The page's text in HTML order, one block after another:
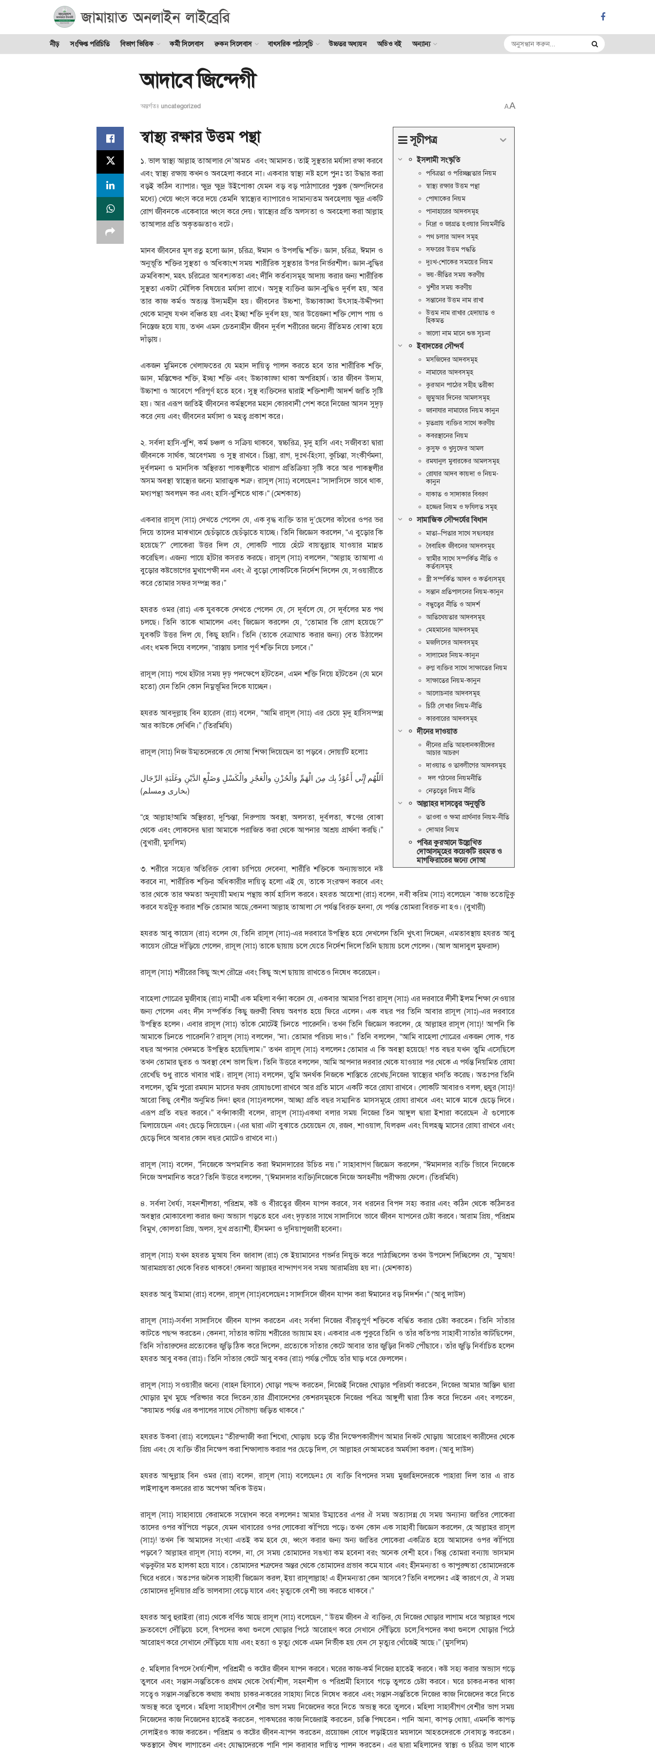
নীড় সংক্ষিপ্ত পরিচিতি বিভাগ ভিত্তিক কর্মী সিলেবাস রুকন সিলেবাস বাৎসরিক পাঠ্যসূচি উচ্চতর অধ্যয়ন অডিও বই অন্যান্য
আদাবে জিন্দেগী
অন্তর্গতঃ uncategorized AA
সূচীপত্র
ইসলামী সংস্কৃতি
পবিত্রতা ও পরিচ্ছন্নতার নিয়ম
স্বাস্থ্য রক্ষার উত্তম পন্থা
পোষাকের নিয়ম
পানাহারের আদবসমূহ
নিদ্রা ও জাগ্রত হওয়ার নিয়মনীতি
পথ চলার আদব সমূহ
সফরের উত্তম পদ্ধতি
দুঃখ-শোকের সময়ের নিয়ম
ভয়-ভীতির সময় করণীয়
খুশীর সময় করণীয়
সন্তানের উত্তম নাম রাখা
উত্তম নাম রাখার হেদায়াত ও
হিকমত
ভালো নাম মানে শুভ সূচনা
ইবাদতের সৌন্দর্য
মসজিদের আদবসমূহ
নামাযের আদবসমূহ
কুরআন পাঠের সহীহ তরীকা
জুমুআর দিনের আমলসমূহ
জানাযার নামাযের নিয়ম কানুন
মৃতপ্রায় ব্যক্তির সাথে করণীয়
কবরস্থানের নিয়ম
কুসুফ ও খুসুফের আমল
রমযানুল মুবারকের আমলসমূহ
রোযার আদব কায়দা ও নিয়ম-
কানুন
যাকাত ও সাদাকার বিবরণ
হজ্জের নিয়ম ও ফযিলত সমূহ
সামাজিক সৌন্দর্যের বিধান
মাতা–পিতার সাথে সদ্ব্যবহার
বৈবাহিক জীবনের আদবসমূহ
স্বামীর সাথে সম্পর্কিত নীতি ও
কর্তব্যসমূহ
স্ত্রী সম্পর্কিত আদব ও কর্তব্যসমূহ
সন্তান প্রতিপালনের নিয়ম-কানুন
বন্ধুত্বের নীতি ও আদর্শ
আতিথেয়তার আদবসমূহ
মেহমানের আদবসমূহ
মজলিসের আদবসমূহ
সালামের নিয়ম-কানুন
রুগ্ন ব্যক্তির সাথে সাক্ষাতের নিয়ম
সাক্ষাতের নিয়ম-কানুন
আলোচনার আদবসমূহ
চিঠি লেখার নিয়ম-নীতি
কারবারের আদবসমূহ
দীনের দাওয়াত
দীনের প্রতি আহবানকারীদের
আচার আচরণ
দাওয়াত ও তাবলীগের আদবসমূহ
দল গঠনের নিয়মনীতি
নেতৃত্বের নিয়ম নীতি
আল্লাহর দাসত্বের অনুভূতি
তাওবা ও ক্ষমা প্রার্থনার নিয়ম-নীতি
দোআর নিয়ম
পবিত্র কুরআনে উল্লেখিত
দোআসমূহের কয়েকটি রহমত ও
মাগফিরাতের জন্যে দোআ
স্বাস্থ্য রক্ষার উত্তম পন্থা
১. ভাল স্বাস্থ্য আল্লাহ তাআলার নে’আমত এবং আমানত। তাই সুস্থতার মর্যাদা রক্ষা করবে
এবং স্বাস্থ্য রক্ষায় কখনও অবহেলা করবে না। একবার স্বাস্থ্য নষ্ট হলে পুনঃ তা উদ্ধার করা
বড়ই কঠিন ব্যাপার। ক্ষুদ্র ক্ষুদ্র উইপোকা যেমন বড় বড় পাঠাগারের পুস্তক (অল্পদিনের
মধ্যে) খেয়ে ধ্বংস করে দয়ে তেমনি স্বাস্থ্যের ব্যাপারেও সামান্যতম অবহেলায় ক্ষুদ্র একটি
রোগ জীবনকে একেবারে ধ্বংস করে দেয়। স্বাস্থ্যের প্রতি অলসতা ও অবহেলা করা আল্লাহ
তাআলার প্রতি অকৃতজ্ঞতাও বটে।
মানব জীবনের মূল রত্ন হলো জ্ঞান, চরিত্র, ঈমান ও উপলদ্ধি শক্তি। জ্ঞান, চরিত্র, ঈমান ও
অনুভূতি শক্তির সুস্থতা ও অধিকাংশ সময় শারীরিক সুস্থতার উপর নির্ভরশীল। জ্ঞান-বুদ্ধির
ক্রমবিকাশ, মহৎ চরিত্রের আবশ্যকতা এবং দীনি কর্তব্যসমূহ আদায় করার জন্য শারীরিক
সুস্থতা একটা মৌলিক বিষয়ের মর্যাদা রাখে। অসুস্থ ব্যক্তির জ্ঞান-বুদ্ধিও দুর্বল হয়, আর
তার কাজ কর্মও অত্যন্ত উদ্যমহীন হয়। জীবনের উচ্চশা, উচ্চাকাঙ্খা উৎসাহ-উদ্দীপনা
থেকে মানুষ যখন বঞ্চিত হয় এবং ইচ্ছা শক্তি দুর্বল হয়, আর উত্তেজনা শক্তি লোপ পায় ও
নিস্তেজ হয়ে যায়, তখন এমন চেতনাহীন জীবন দুর্বল শরীরের জন্যে রীতিমত বোঝা হয়ে
দাঁড়ায়।
একজন মুমিনকে খেলাফতের যে মহান দায়িত্ব পালন করতে হবে তার শারীরিক শক্তি,
জ্ঞান, মস্তিষ্কের শক্তি, ইচ্ছা শক্তি এবং উচ্চাকাঙ্ক্ষা থাকা অপরিহার্য। তার জীবন উদ্যম,
উচ্চাশা ও আবেগে পরিপূর্ণ হতে হবে। সুস্থ ব্যক্তিদের দ্বারাই শক্তিশালী আদর্শ জাতি সৃষ্টি
হয়। আর এরূপ জাতিই জীবনের কর্মস্থলের মহান কোরবানী পেশ করে নিজের আসন সুদৃঢ়
করে নেয় এবং জীবনের মর্যাদা ও মহত্ব প্রকাশ করে।
২. সর্বদা হাসি-খুশি, কর্ম চঞ্চল ও সক্রিয় থাকবে, স্বচ্চরিত্র, মৃদু হাসি এবং সজীবতা দ্বারা
জীবনকে সার্থক, আবেগময় ও সুস্থ রাখবে। চিন্তুা, রাগ, দুঃখ-হিংসা, কুচিন্তা, সংকীর্ণমনা,
দুর্বলমনা ও মানসিক অস্থিরতা পাকস্থলীতে খারাপ প্রতিক্রিয়া সৃষ্টি করে আর পাকস্থলীর
অসম অবস্থা স্বাস্থ্যের জন্যে মারাত্মক শত্রু। রাসূল (সাঃ) বলেছেনঃ “সাদাসিদে ভাবে থাক,
মধ্যপন্থা অবলম্বন কর এবং হাসি-খুশিতে থাক।“ (মেশকাত)
একবার রাসূল (সাঃ) দেখতে পেলেন যে, এক বৃদ্ধ ব্যক্তি তার দু’ছেলের কাঁধের ওপর ভর
দিয়ে তাদের মাঝখানে ছেচঁড়াতে ছেচঁড়াতে যাচ্ছে। তিনি জিজ্ঞেস করলেন, “এ বুড়োর কি
হয়েছে?” লোকেরা উত্তর দিল যে, লোকটি পায়ে হেঁটে বায়তুল্লাহ যাওয়ার মান্নত
করেছিল। এজন্য পায়ে হাঁটার কসরত করছে। রাসূল (সাঃ) বললেন, “আল্লাহ তাআলা এ
বুড়োর কষ্টভোগের মুখাপেক্ষী নন এবং ঐ বুড়ো লোকটিকে নির্দেশ দিলেন যে, সওয়ারীতে
করে তোমার সফর সম্পন্ন কর।”
হযরত ওমর (রাঃ) এক যুবককে দেখতে পেলেন যে, সে দূর্বলে যে, সে দূর্বলের মত পথ
চলছে। তিনি তাকে থামালেন এবং জিজ্ঞেস করলেন যে, “তোমার কি রোগ হয়েছে?”
যুবকটি উত্তর দিল যে, কিছু হয়নি। তিনি (তাকে বেত্রাঘাত করার জন্য) বেত উঠালেন
এবং ধমক দিয়ে বললেন, “রাস্তায় চলার পূর্ণ শক্তি নিয়ে চলবে।”
রাসূল (সাঃ) পথে হাঁটার সময় দৃঢ় পদক্ষেপে হাঁটতেন, এমন শক্তি নিয়ে হাঁটতেন (যে মনে
হতো) যেন তিনি কোন নিম্নভূমির দিকে যাচ্ছেন।
হযরত আবদুল্লাহ বিন হারেস (রাঃ) বলেন, “আমি রাসূল (সাঃ) এর চেয়ে মৃদু হাসিসম্পন্ন
আর কাউকে দেখিনি।” (তিরমিযি)
রাসূল (সাঃ) নিজ উম্মতদেরকে যে দোআ শিক্ষা দিয়েছেন তা পড়বে। দোয়াটি হলোঃ
اَللّٰهُمإِنِّي أَعُوْذُ بِك مِنَ الْهَمِّ وَالْحُزْنِ والْعَجْزِ والْكَسْلِ وَضَلْعِ الدَّيْنِ وغَلَبَةِ الرِّجَال
(بخارى ومسلم)
“হে আল্লাহ!আমি অস্থিরতা, দুশ্চিন্তা, নিরুপায় অবস্থা, অলসতা, দুর্বলতা, ঋণের বোঝা
থেকে এবং লোকদের দ্বারা আমাকে পরাজিত করা থেকে আপনার আশ্রয় প্রার্থনা করছি।”
(বুখারী, মুসলিম)
৩. শরীরে সহ্যের অতিরিক্ত বোঝা চাপিয়ে দেবেনা, শারীরি শক্তিকে অন্যায়ভাবে নষ্ট
করবে না, শারীরিক শক্তির অধিকারীর দায়িত্ব হলো এই যে, তাকে সংরক্ষণ করবে এবং
তার থেকে তার ক্ষমতা অনুযায়ী মধ্যম পন্থায় কার্য হাসিল করবে। হযরত আয়েশা (রাঃ) বলেন, নবী করিম (সাঃ) বলেছেন ‘কাজ ততোটুকু
করবে যতটুকু করার শক্তি তোমার আছে,কেননা আল্লাহ তাআলা সে পর্যন্ত বিরক্ত হননা, যে পর্যন্ত তোমরা বিরক্ত না হও। (বুখারী)
হযরত আবু কায়েস (রাঃ) বলেন যে, তিনি রাসূল (সাঃ)-এর দরবারে উপস্থিত হয়ে দেখলেন তিনি খুৎবা দিচ্ছেন, এমতাবস্থায় হযরত আবু
কায়েস রৌদ্রে দাঁড়িয়ে গেলেন, রাসূল (সাঃ) তাকে ছায়ায় চলে যেতে নির্দেশ দিলে তিনি ছায়ায় চলে গেলেন। (আল আদাবুল মুফরাদ)
রাসূল (সাঃ) শরীরের কিছু অংশ রৌদ্রে এবং কিছু অংশ ছায়ায় রাখতেও নিষেধ করেছেন।
বাহেলা গোত্রের মুজীবাহ (রাঃ) নাম্মী এক মহিলা বর্ণনা করেন যে, একবার আমার পিতা রাসূল (সাঃ) এর দরবারে দীনী ইলম শিক্ষা নেওয়ার
জন্য গেলেন এবং দীন সম্পর্কিত কিছু জরুরী বিষয় অবগত হয়ে ফিরে এলেন। এক বছর পর তিনি আবার রাসূল (সাঃ)-এর দরবারে
উপস্থিত হলেন। এবার রাসূল (সাঃ) তাঁকে মোটেই চিনতে পারেননি। তখন তিনি জিজ্ঞেস করলেন, হে আল্লাহর রাসূল (সাঃ)! আপনি কি
আমাকে চিনতে পারেননি? রাসূল (সাঃ) বললেন, “না। তোমার পরিচয় দাও।” তিনি বললেন, “আমি বাহেলা গোত্রের একজন লোক, গত
বছর আপনার খেদমতে উপস্থিত হয়েছিলাম।” তখন রাসূল (সাঃ) বললেনঃ তোমার এ কি অবস্থা হয়েছে! গত বছর যখন তুমি এসেছিলে
তখন তোমার ছুরত ও অবস্থা বেশ ভাল ছিল। তিনি উত্তরে বললেন, আমি আপনার দরবার থেকে যাওয়ার পর থেকে এ পর্যন্ত নিয়মিত রোযা
রেখেছি শুধু রাতে খাবার খাই। রাসূল (সাঃ) বললেন, তুমি অনর্থক নিজকে শাস্তিতে রেখেছ,নিজের স্বাস্থ্যের খ্সতি করেছ। অতঃপর তিনি
বললেন, তুমি পুরো রমযান মাসের ফরয রোযাগুলো রাখবে আর প্রতি মাসে একটি করে রোযা রাখবে। লোকটি আবারও বলল, হুযুর (সাঃ)!
আরো কিছু বেশীর অনুমিত দিন! হুযর (সাঃ)বললেন, আচ্ছা প্রতি বছর সম্মানিত মাসসমূহে রোযা রাখবে এবং মাঝে মাঝে ছেড়ে দিবে।
এরূপ প্রতি বছর করবে।” বর্ণনাকারী বলেন, রাসূল (সাঃ)একথা বলার সময় নিজের তিন আঙ্গুল দ্বারা ইশারা করেছেন ঐ গুলোকে
মিলায়েছেন এবং ছেড়ে দিয়েছেন। (এর দ্বারা এটা বুঝাতে চেয়েছেন যে, রজব, শাওয়াল, যিলক্বদ এবং যিলহজ্ব মাসের রোযা রাখবে এবং
ছেড়ে দিবে আবার কোন বছর মোটেও রাখবে না।)
রাসূল (সাঃ) বলেন, “নিজেকে অপমানিত করা ঈমানদারের উচিত নয়।” সাহাবাগণ জিজ্ঞেস করলেন, “ঈমানদার ব্যক্তি ভিাবে নিজেকে
নিজে অপমানিত করে? তিনি উত্তরে বললেন, “(ঈমানদার ব্যক্তি)নিজেকে নিজে অসহনীয় পরীক্ষায় ফেলে। (তিরমিযি)
৪. সর্বদা ধৈর্য্য, সহনশীলতা, পরিশ্রম, কষ্ট ও বীরত্বের জীবন যাপন করবে, সব ধরনের বিপদ সহ্য করার এবং কঠিন থেকে কঠিনতর
অবস্থার মোকাবেলা করার জন্য অভ্যাস গড়তে হবে এবং দৃঢ়তার সাথে সাদাসিধে ভাবে জীবন যাপনের চেষ্টা করবে। আরাম প্রিয়, পরিশ্রম
বিমুখ, কোলতা প্রিয়, অলস, সুখ প্রত্যাশী, হীনমনা ও দুনিয়াপূজারী হবেনা।
রাসূল (সাঃ) যখন হযরত মুআয বিন জাবাল (রাঃ) কে ইয়ামানের গভর্নর নিযুক্ত করে পাঠাচ্ছিলেন তখন উপদেশ দিচ্ছিলেন যে, “মুআয!
আরামপ্রয়তা থেকে বিরত থাকবে! কেননা আল্লাহর বান্দাগণ সব সময় আরামপ্রিয় হয় না। (মেশকাত)
হযরত আবু উমামা (রাঃ) বলেন, রাসূল (সাঃ)বলেছেনঃ সাদাসিদে জীবন যাপন করা ঈমানের বড় নিদর্শন।“ (আবু দাউদ)
রাসূল (সাঃ)-সর্বদা সাদাসিধে জীবন যাপন করতেন এবং সর্বদা নিজের বীরত্বপূর্ণ শক্তিকে বর্দ্ধিত করার চেষ্টা করতেন। তিনি সাঁতার
কাটতে পছন্দ করতেন। কেননা, সাঁতার কাটায় শরীরের ভ্যায়াম হয। একবার এক পুকুরে তিনি ও তাঁর কতিপয় সাহাবী সাতাঁর কাটছিলেন,
তিনি সাঁতারুদের প্রত্যেকের জুড়ি ঠিক করে দিলেন, প্রত্যেকে সাঁতার কেটে আবার তার জুড়ির নিকট পৌঁছাবে। তাঁর জুড়ি নির্বাচিত হলেন
হযরত আবু বকর (রাঃ)। তিনি সাঁতার কেটে আবু বকর (রাঃ) পর্যন্ত পৌঁছে তাঁর ঘাড় ধরে ফেললেন।
রাসূল (সাঃ) সওয়ারীর জন্যে (বাহন হিসাবে) ঘোড়া পছন্দ করতেন, নিজেই নিজের ঘোড়ার পরিচর্যা করতেন, নিজের আমার আস্তিন দ্বারা
ঘোড়ার মুখ মুছে পরিষ্কার করে দিতেন,তার গ্রীবাদেশের কেশরসমূহকে নিজের পবিত্র আঙ্গুলী দ্বারা ঠিক করে দিতেন এবং বলতেন,
“কয়ামত পর্যন্ত এর কপালের সাথে সৌভাগ্য জড়িত থাকবে।“
হযরত উকবা (রাঃ) বলেছেনঃ “তীরন্দাজী করা শিখো, ঘোড়ায় চড়ে তীর নিক্ষেপকারীগণ আমার নিকট ঘোড়ায় আরোহণ কারীদের থেকে
প্রিয় এবং যে ব্যক্তি তীর নিক্ষেপ করা শিক্ষালাভ করার পর ছেড়ে দিল, সে আল্লাহর নেআমতের অমর্যাদা করল। (আবু দাউদ)
হযরত আব্দুল্লাহ বিন ওমর (রাঃ) বলেন, রাসূল (সাঃ) বলেছেনঃ যে ব্যক্তি বিপদের সময় মুজাহিদদেরকে পাহারা দিল তার এ রাত
লাইলাতুল কদরের রাত অপেক্ষা অধিক উত্তম।
রাসূল (সাঃ) সাহাবায়ে কেরামকে সম্বোধন করে বললেনঃ আমার উম্মাতের এপর ঐ সময় অত্যাসন্ন যে সময় অন্যান্য জাতির লোকেরা
তাদের ওপর ঝাঁপিয়ে পড়বে, যেমন খাবারের ওপর লোকেরা ঝাঁপিয়ে পড়ে। তখন কোন এক সাহাবী জিজ্ঞেস করলেন, হে আল্লাহর রাসূল
(সাঃ)! তখন কি আমাদের সংখ্যা এতই কম হবে যে, ধ্বংস করার জন্য অন্য জাতির লোকেরা একত্রিত হয়ে আমাদের ওপর ঝাঁপিয়ে
পড়বে? আল্লাহর রাসূল (সাঃ) বলেন, না, সে সময় তোমাদের সঙখ্যা কম হবেনা বরং অনেক বেশী হবে। কিন্তু তোমরা বন্যায় ভাসমান
খড়কুটার মত হালকা হয়ে যাবে। তোমাদের শত্রুদের অন্তর থেকে তোমাদের প্রভাব কমে যাবে এবং হীনমন্যতা ও কাপুরুষতা তোমাদেরকে
ঘিরে ধরবে। অতঃপর জনৈক সাহাবী জিজ্ঞেস করল, ইয়া রাসূলাল্লাহ! এ হীনমন্যতা কেন আসবে? তিনি বললেনঃ এই কারণে যে, ঐ সময়
তোমাদের দুনিয়ার প্রতি ভালবাসা বেড়ে যাবে এবং মৃত্যুকে বেশী ভয় করতে থাকবে।”
হযরত আবু হুরাইরা (রাঃ) থেকে বর্ণিত আছে রাসূল (সাঃ) বলেছেন, “ উত্তম জীবন ঐ ব্যক্তির, যে নিজের ঘোড়ার লাগাম ধরে আল্লাহর পথে
দ্রুতবেগে দৌঁড়িয়ে চলে, বিপদের কথা শুনলে ঘোড়ার পিঠে আরোহণ করে সেখানে দৌঁড়িয়ে চলে,বিপদের কথা শুনলে ঘোড়ার পিঠে
আরোহণ করে সেখানে দৌঁড়িয়ে যায় এবং হত্যা ও মৃত্যু থেকে এমন নির্ভীক হয় যেন সে মৃত্যুর খোঁজেই আছে।” (মুসলিম)
৫. মহিলার বিপদে ধৈর্য্যশীল, পরিশ্রমী ও কষ্টের জীবন যাপন করবে। ঘরের কাজ-কর্ম নিজের হাতেই করবে। কষ্ট সহ্য করার অভ্যাস গড়ে
তুলবে এবং সন্তান-সন্ততিকেও প্রথম থেকে ধৈর্য্যশীল, সহনশীল ও পরিশ্রমী হিসাবে গড়ে তুলতে চেষ্টা করবে। ঘরে চাকর-নকর থাকা
সত্বেও সন্তান-সন্ততিকে কথায় কথায় চাকর-নকরের সাহায্য নিতে নিষেধ করবে এবং সন্তান-সন্ততিকে নিজের কাজ নিজেদের করে নিতে
অভ্যস্থ করে তুলবে। মহিলা সাহাবীগণ বেশীর ভাগ সময় নিজেদের করে নিতে অভ্যস্থ করে তুলবে। মহিলা সাহাবীগণ বেশীর ভাগ সময়
নিজেদের কাজ নিজেদের হাতেই করতেন, পাকঘরের কাজ নিজেরাই করতেন, চাক্কি পিষতেন। পানি আনা, কাপড় ধোয়া, এমনকি কাপড়
সেলাইরও কাজ করতেন। পরিশ্রম ও কষ্টের জীবন-যাপন করতেন, প্রয়োজন বোধে লড়াইয়ের ময়দানে আহতদেরকে সেবাযত্ন করতেন।
ক্ষতস্থানে ঔষধ লাগাতেন এবং যোদ্ধাদেরকে পানি পান করাবার দায়িত্ব পালন করতেন। এর দ্বারা মহিলাদের স্বাস্থ্য ও চরিত্র ভাল থাকে